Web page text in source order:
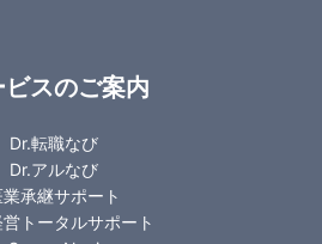
ビスのご案内
Dr.転職なび
Dr.アルなび
業承継サポート
トータルサポート